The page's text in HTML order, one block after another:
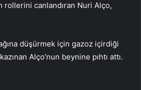
rollerini canlandıran Nuri Alço,
düşürmek için gazoz içirdiği
Alço’nun beynine pıhtı attı.